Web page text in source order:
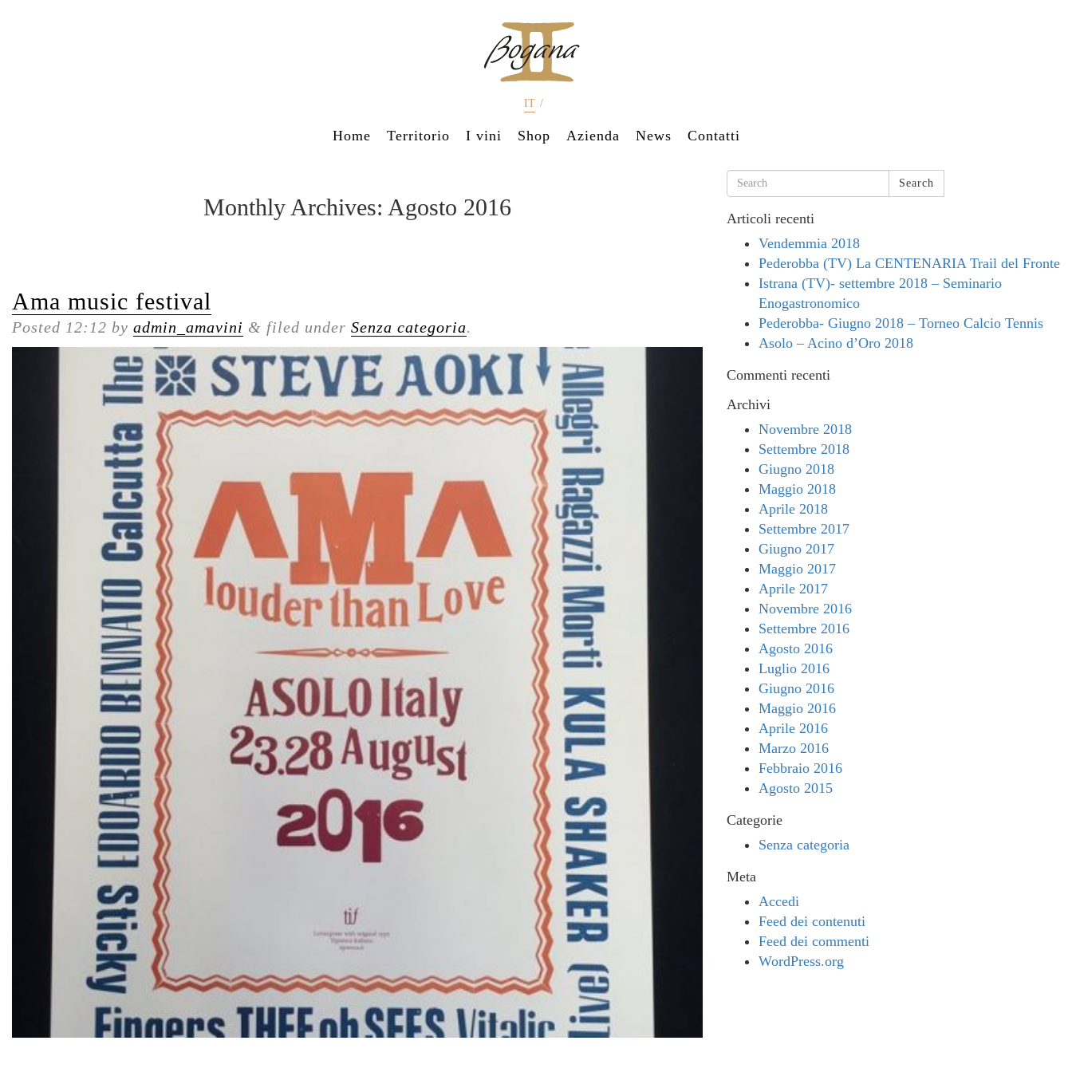
IT /
Home Territorio I vini Shop Azienda News Contatti
Monthly Archives: Agosto 2016
Ama music festival
Posted 12:12 by admin_amavini & filed under Senza categoria.
Search
Articoli recenti
Vendemmia 2018
Pederobba (TV) La CENTENARIA Trail del Fronte
Istrana (TV)- settembre 2018 – Seminario
Enogastronomico
Pederobba- Giugno 2018 – Torneo Calcio Tennis
Asolo – Acino d’Oro 2018
Commenti recenti
Archivi
Novembre 2018
Settembre 2018
Giugno 2018
Maggio 2018
Aprile 2018
Settembre 2017
Giugno 2017
Maggio 2017
Aprile 2017
Novembre 2016
Settembre 2016
Agosto 2016
Luglio 2016
Giugno 2016
Maggio 2016
Aprile 2016
Marzo 2016
Febbraio 2016
Agosto 2015
Categorie
Senza categoria
Meta
Accedi
Feed dei contenuti
Feed dei commenti
WordPress.org